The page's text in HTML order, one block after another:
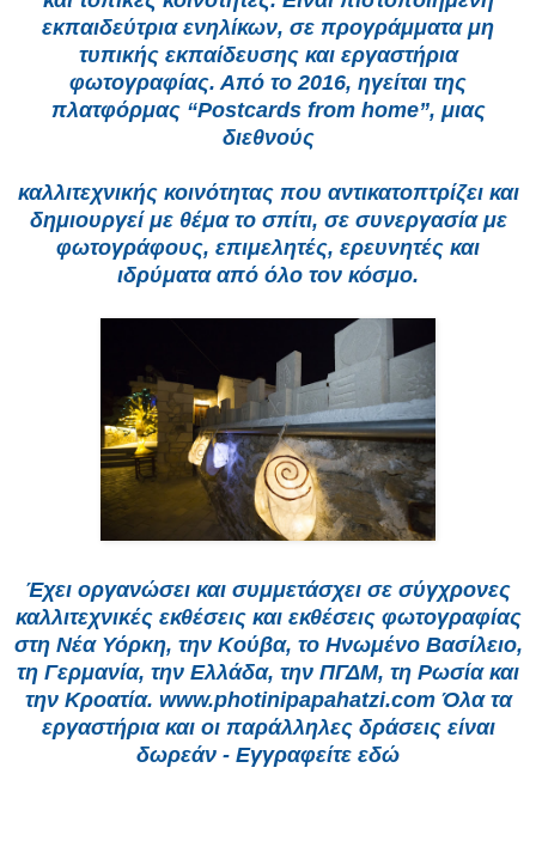
εκπαιδεύτρια ενηλίκων, σε προγράμματα μη
τυπικής εκπαίδευσης και εργαστήρια
φωτογραφίας. Από το 2016, ηγείται της
πλατφόρμας “Postcards from home”, μιας
διεθνούς
καλλιτεχνικής κοινότητας που αντικατοπτρίζει και
δημιουργεί με θέμα το σπίτι, σε συνεργασία με
φωτογράφους, επιμελητές, ερευνητές και
ιδρύματα από όλο τον κόσμο.
Έχει οργανώσει και συμμετάσχει σε σύγχρονες
καλλιτεχνικές εκθέσεις και εκθέσεις φωτογραφίας
στη Νέα Υόρκη, την Κούβα, το Ηνωμένο Βασίλειο,
τη Γερμανία, την Ελλάδα, την ΠΓΔΜ, τη Ρωσία και
την Κροατία. www.photinipapahatzi.com Όλα τα
εργαστήρια και οι παράλληλες δράσεις είναι
δωρεάν - Εγγραφείτε εδώ